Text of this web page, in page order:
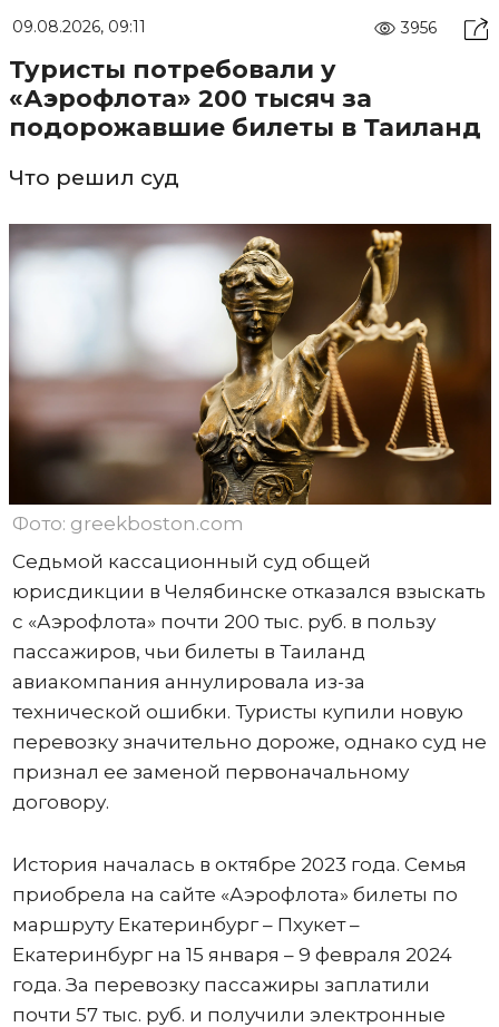
09.08.2026, 09:11 3956
Туристы потребовали у
«Аэрофлота» 200 тысяч за
подорожавшие билеты в Таиланд
Что решил суд
Фото: greekboston.com
Седьмой кассационный суд общей
юрисдикции в Челябинске отказался взыскать
с «Аэрофлота» почти 200 тыс. руб. в пользу
пассажиров, чьи билеты в Таиланд
авиакомпания аннулировала из-за
технической ошибки. Туристы купили новую
перевозку значительно дороже, однако суд не
признал ее заменой первоначальному
договору.
История началась в октябре 2023 года. Семья
приобрела на сайте «Аэрофлота» билеты по
маршруту Екатеринбург – Пхукет –
Екатеринбург на 15 января – 9 февраля 2024
года. За перевозку пассажиры заплатили
почти 57 тыс. руб. и получили электронные